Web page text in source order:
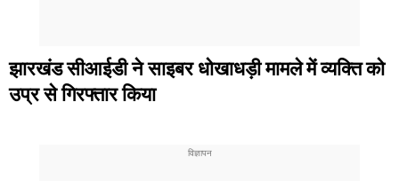
झारखंड सीआईडी ने साइबर धोखाधड़ी मामले में व्यक्ति को
उप्र से गिरफ्तार किया